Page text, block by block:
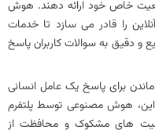
خاص خود ارائه دهند. هوش
را قادر می‌ سازد تا خدمات
و دقیق به سوالات کاربران پاسخ
برای پاسخ یک عامل انسانی
این، هوش مصنوعی توسط پلتفرم
های مشکوک و محافظت از